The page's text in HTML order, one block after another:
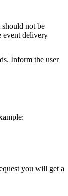
not be
event delivery
Inform the user
you will get a